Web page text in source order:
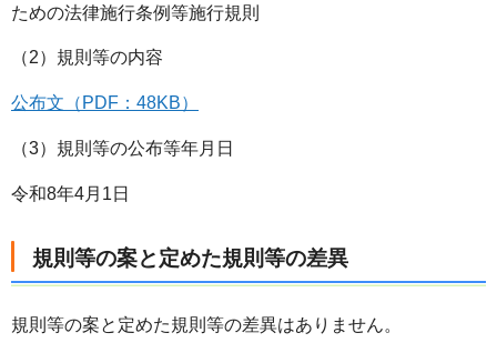
ための法律施行条例等施行規則
（2）規則等の内容
公布文（PDF：48KB）
（3）規則等の公布等年月日
令和8年4月1日
規則等の案と定めた規則等の差異
規則等の案と定めた規則等の差異はありません。